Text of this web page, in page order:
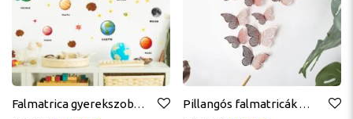
Falmatrica gyerekszobába, bolygók, naprendszer, ufó, rakéta
Pillangós falmatricák nappaliba, hálószobába